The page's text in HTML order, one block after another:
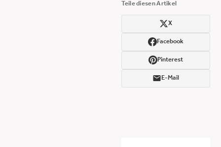
Teile diesen Artikel
X
Facebook
Pinterest
E-Mail